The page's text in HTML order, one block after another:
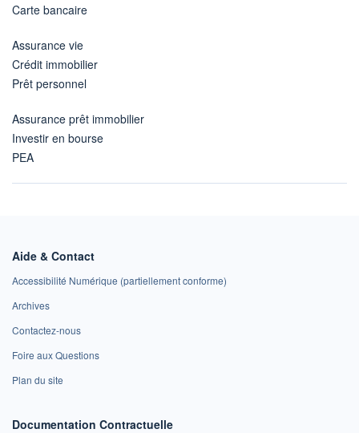
Carte bancaire
Assurance vie
Crédit immobilier
Prêt personnel
Assurance prêt immobilier
Investir en bourse
PEA
Aide & Contact
Accessibilité Numérique (partiellement conforme)
Archives
Contactez-nous
Foire aux Questions
Plan du site
Documentation Contractuelle